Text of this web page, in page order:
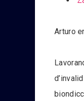
Arturo